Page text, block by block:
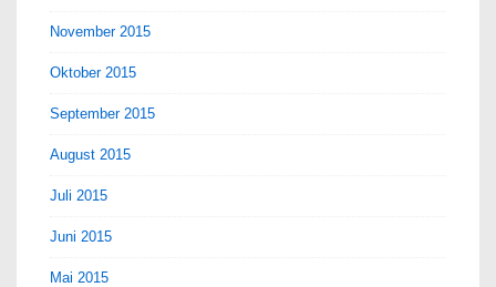
November 2015
Oktober 2015
September 2015
August 2015
Juli 2015
Juni 2015
Mai 2015